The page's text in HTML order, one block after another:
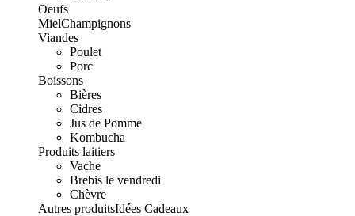
Oeufs
MielChampignons
Viandes
Poulet
Porc
Boissons
Bières
Cidres
Jus de Pomme
Kombucha
Produits laitiers
Vache
Brebis le vendredi
Chèvre
Autres produitsIdées Cadeaux